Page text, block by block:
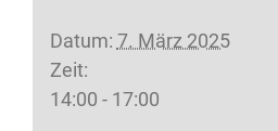
Datum: 7. März 2025
Zeit:
14:00 - 17:00